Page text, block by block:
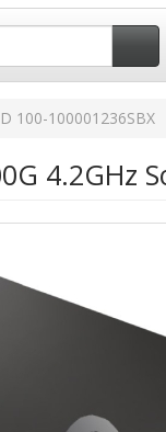
100-100001236SBX
4.2GHz